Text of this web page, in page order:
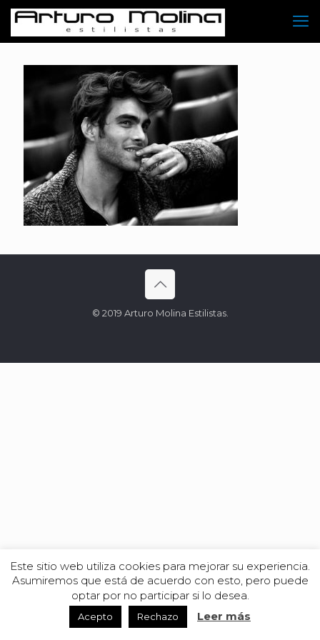
© 2019 Arturo Molina Estilistas.
Este sitio web utiliza cookies para mejorar su experiencia.
Asumiremos que está de acuerdo con esto, pero puede
optar por no participar si lo desea.
Acepto Rechazo Leer más